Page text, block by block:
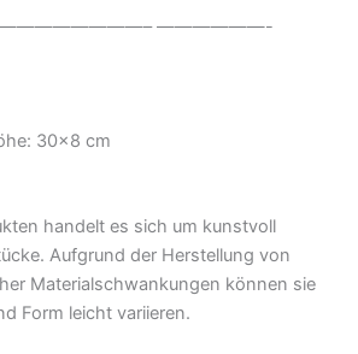
——————-
30×8 cm
handelt es sich um kunstvoll
Aufgrund der Herstellung von
Materialschwankungen können sie
Form leicht variieren.